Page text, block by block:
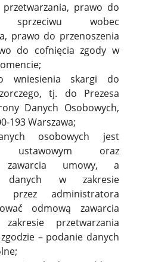
przetwarzania, prawo do
sprzeciwu wobec
prawo do przenoszenia
do cofnięcia zgody w
wniesienia skargi do
tj. do Prezesa
Danych Osobowych,
193 Warszawa;
osobowych jest
ustawowym oraz
zawarcia umowy, a
danych w zakresie
przez administratora
odmową zawarcia
przetwarzania
– podanie danych